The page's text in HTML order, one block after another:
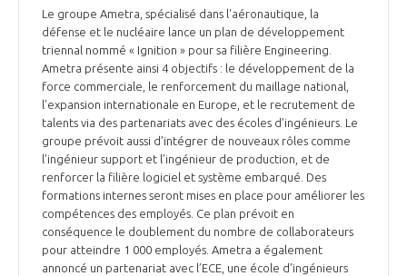
Le groupe Ametra, spécialisé dans l'aéronautique, la
défense et le nucléaire lance un plan de développement
triennal nommé « Ignition » pour sa filière Engineering.
Ametra présente ainsi 4 objectifs : le développement de la
force commerciale, le renforcement du maillage national,
l’expansion internationale en Europe, et le recrutement de
talents via des partenariats avec des écoles d’ingénieurs. Le
groupe prévoit aussi d’intégrer de nouveaux rôles comme
l’ingénieur support et l’ingénieur de production, et de
renforcer la filière logiciel et système embarqué. Des
formations internes seront mises en place pour améliorer les
compétences des employés. Ce plan prévoit en
conséquence le doublement du nombre de collaborateurs
pour atteindre 1 000 employés. Ametra a également
annoncé un partenariat avec l’ECE, une école d’ingénieurs